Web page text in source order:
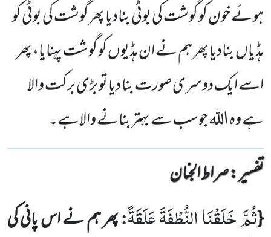
ہوئے خون کو گوشت کی بوٹی بنادیا پھر گوشت کی بوٹی کو
ہڈیاں بنادیا پھر ہم نے ان ہڈیوں کو گوشت پہنایا، پھر
اسے ایک دوسری صورت بنا دیا تو بڑی برکت والا
ہے وہ اللہ جوسب سے بہتربنانے والاہے۔
تفسیر : ‎صراط الجنان
{ثُمَّ خَلَقْنَا النُّطْفَةَ عَلَقَةً:پھر ہم نے اس پانی کی